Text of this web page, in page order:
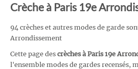
Crèche à Paris 19e
94 crèches et autres modes de garde
Arrondissement
Cette page des crèches à Paris 19e
l'ensemble modes de gardes recensés,